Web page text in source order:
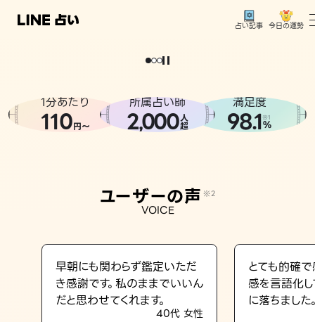
占い記事 今日の運勢
相談事例
どうせなら
。
1分あたり
110円〜
所属占い師
2,000人
超
満足度
98.1※1
%
ユーザーの声 ※2
VOICE
早朝にも関わらず鑑定いただ
き感謝です。私のままでいいん
だと思わせてくれます。
40代 女性
とても的確
感を言語化
に落ちました